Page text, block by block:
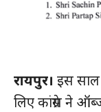
रायपुर। इस साल
लिए कांग्रेस ने